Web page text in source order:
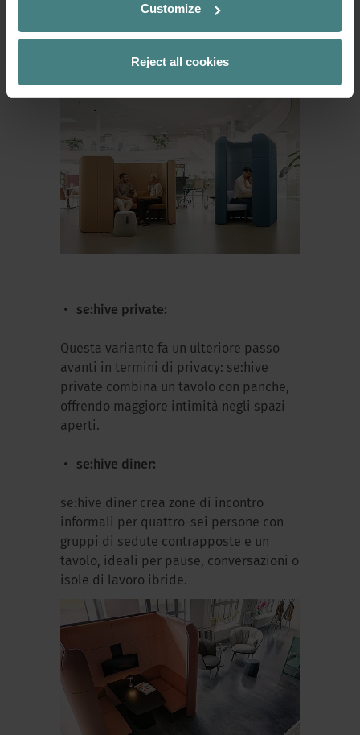
Customize
Reject all cookies
protette ideali per il lavoro di gruppo o
la collaborazione spontanea senza
disturbare il resto dello spazio.
se:hive private:
Questa variante fa un ulteriore passo
avanti in termini di privacy: se:hive
private combina un tavolo con panche,
offrendo maggiore intimità negli spazi
aperti.
se:hive diner:
se:hive diner crea zone di incontro
informali per quattro-sei persone con
gruppi di sedute contrapposte e un
tavolo, ideali per pause, conversazioni o
isole di lavoro ibride.